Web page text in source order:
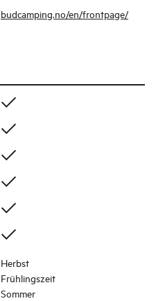
budcamping.no/en/frontpage/
Herbst
Frühlingszeit
Sommer